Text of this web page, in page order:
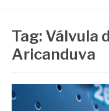
Tag: Válvula
Aricanduva